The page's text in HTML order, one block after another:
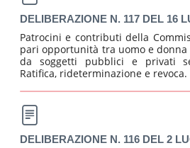
DELIBERAZIONE N. 117 DEL 16
Patrocini e contributi della
pari opportunità tra uomo e
da soggetti pubblici e privati
Ratifica, rideterminazione e revoca.
DELIBERAZIONE N. 116 DEL 2